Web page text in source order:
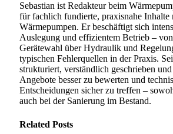
Sebastian ist Redakteur beim
für fachlich fundierte, praxisnahe Inhalte
Wärmepumpen. Er beschäftigt sich
Auslegung und effizientem Betrieb – von
Gerätewahl über Hydraulik und
typischen Fehlerquellen in der Praxis.
strukturiert, verständlich geschrieben
Angebote besser zu bewerten und
Entscheidungen sicher zu treffen –
auch bei der Sanierung im Bestand.
Related Posts